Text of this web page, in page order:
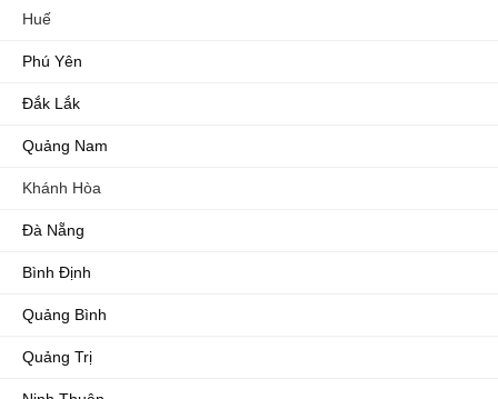
Huế
Phú Yên
Đắk Lắk
Quảng Nam
Khánh Hòa
Đà Nẵng
Bình Định
Quảng Bình
Quảng Trị